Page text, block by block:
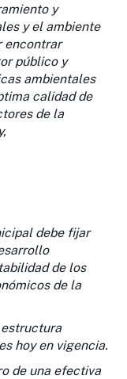
y
y el ambiente
encontrar
público y
ambientales
calidad de
de la
debe fijar
de los
de la
hoy en vigencia.
de una efectiva